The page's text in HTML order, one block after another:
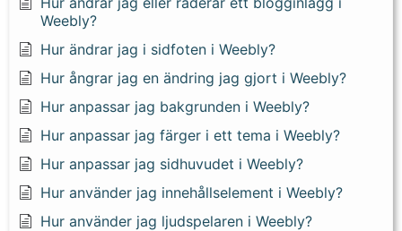
Weebly?
Hur ändrar jag i sidfoten i Weebly?
Hur ångrar jag en ändring jag gjort i Weebly?
Hur anpassar jag bakgrunden i Weebly?
Hur anpassar jag färger i ett tema i Weebly?
Hur anpassar jag sidhuvudet i Weebly?
Hur använder jag innehållselement i Weebly?
Hur använder jag ljudspelaren i Weebly?